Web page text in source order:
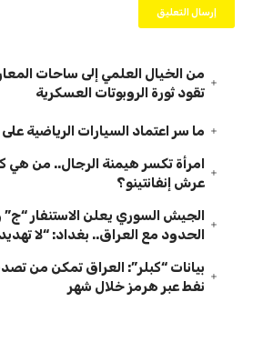
من الخيال العلمي إلى ساحات
تقود ثورة الروبوتات العسكرية
ما سر اعتماد السيارات الرياضية
امرأة تكسر هيمنة الرجال.. من هي
عرش إنفانتينو؟
الجيش السوري يعلن الاستنفار
الحدود مع العراق.. بغداد: “لا
نفط عبر هرمز خلال شهر